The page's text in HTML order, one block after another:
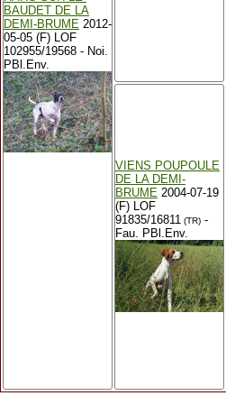
BAUDET DE LA
DEMI-BRUME 2012-
05-05 (F) LOF
102955/19568 - Noi.
PBl.Env.
VIENS POUPOULE
DE LA DEMI-
BRUME 2004-07-19
(F) LOF
91835/16811 (TR) -
Fau. PBl.Env.